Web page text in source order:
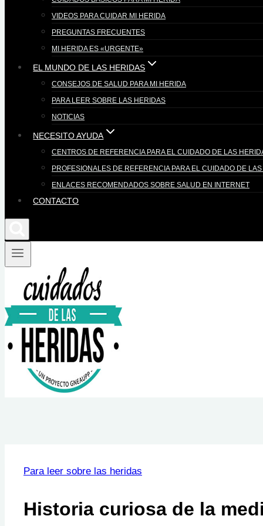
VIDEOS PARA CUIDAR MI HERIDA
PREGUNTAS FRECUENTES
MI HERIDA ES «URGENTE»
EL MUNDO DE LAS HERIDAS
CONSEJOS DE SALUD PARA MI HERIDA
PARA LEER SOBRE LAS HERIDAS
NOTICIAS
NECESITO AYUDA
CENTROS DE REFERENCIA PARA EL CUIDADO DE LAS
PROFESIONALES DE REFERENCIA PARA EL CUIDADO DE
ENLACES RECOMENDADOS SOBRE SALUD EN INTERNET
CONTACTO
Para leer sobre las heridas
Historia curiosa de la